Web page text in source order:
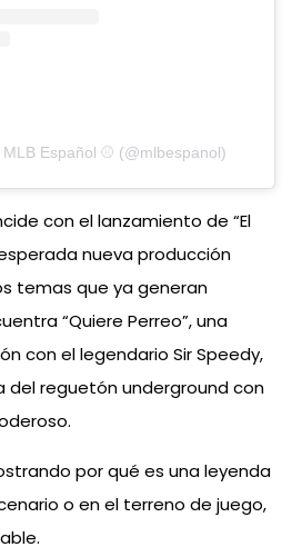
Español ⚾️ (@mlbespanol)
con el lanzamiento de “El
nueva producción
temas que ya generan
“Quiere Perreo”, una
con el legendario Sir Speedy,
del reguetón underground con
por qué es una leyenda
o en el terreno de juego,